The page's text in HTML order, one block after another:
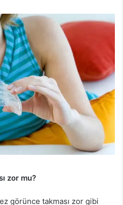
zor mu?
görünce takması zor gibi